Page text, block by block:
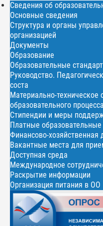
Сведения об
Основные сведения
Структура и органы
организацией
Документы
Образование
Образовательные
Руководство.
соста
Материально-техническое
образовательного процесса
Стипендии и меры
Платные образовательные
Финансово-хозяйственная
Вакантные места для
Доступная среда
Международное
Раскрытие информации
Организация питания в ОО